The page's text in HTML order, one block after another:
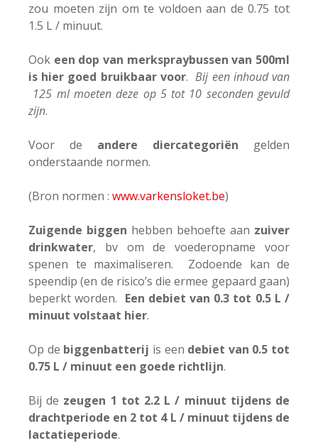
zou moeten zijn om te voldoen aan de 0.75 tot
1.5 L / minuut.
Ook een dop van merkspraybussen van 500ml
is hier goed bruikbaar voor.Bij een inhoud van
125 ml moeten deze op 5 tot 10 seconden gevuld
zijn.
Voor de andere diercategoriën gelden
onderstaande normen.
(Bron normen : www.varkensloket.be)
Zuigende biggen hebben behoefte aan zuiver
drinkwater, bv om de voederopname voor
spenen te maximaliseren. Zodoende kan de
speendip (en de risico’s die ermee gepaard gaan)
beperkt worden. Een debiet van 0.3 tot 0.5 L /
minuut volstaat hier.
Op de biggenbatterij is een debiet van 0.5 tot
0.75 L / minuut een goede richtlijn.
Bij de zeugen 1 tot 2.2 L / minuut tijdens de
drachtperiode en 2 tot 4 L / minuut tijdens de
lactatieperiode.